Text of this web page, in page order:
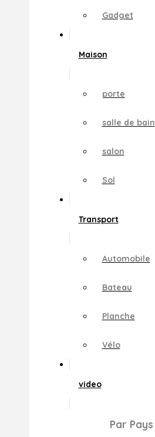
Gadget
Maison
porte
salle de bain
salon
Sol
Transport
Automobile
Bateau
Planche
Vélo
video
Par Pays